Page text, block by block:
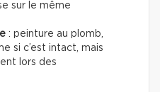
sur le même
: peinture au plomb,
si c’est intact, mais
lors des